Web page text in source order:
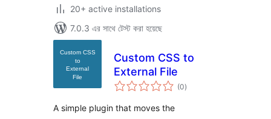
20+ active installations
7.0.3 এর সাথে টেস্ট করা হয়েছে
Custom CSS to
External File
(0total
ratings
)
A simple plugin that moves the